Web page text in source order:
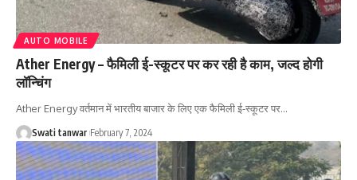
AUTO MOBILE
Ather Energy – फैमिली ई-स्कूटर पर कर रही है काम, जल्द होगी
लॉन्चिंग
Ather Energy वर्तमान में भारतीय बाजार के लिए एक फैमिली ई-स्कूटर पर…
Swati tanwar February 7, 2024